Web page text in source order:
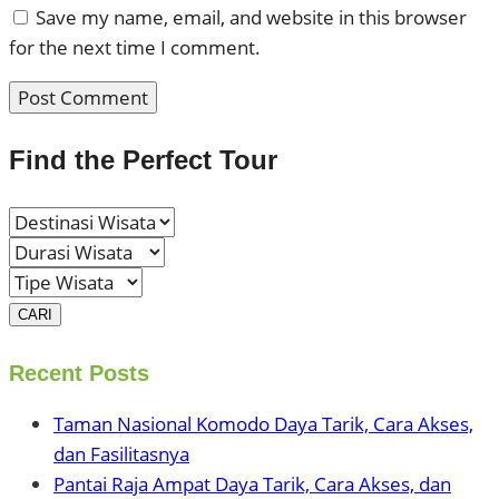
Save my name, email, and website in this browser
for the next time I comment.
Find the Perfect Tour
CARI
Recent Posts
Taman Nasional Komodo Daya Tarik, Cara Akses,
dan Fasilitasnya
Pantai Raja Ampat Daya Tarik, Cara Akses, dan